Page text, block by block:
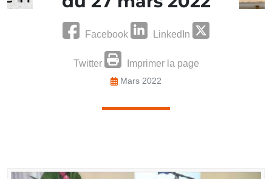
Facebook LinkedIn
Twitter Imprimer la page
Mars 2022